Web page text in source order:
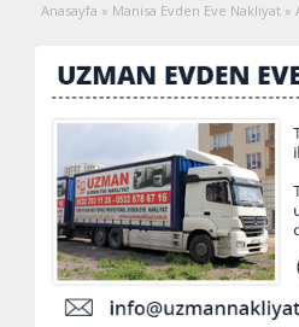
Anasayfa » Manisa Evden Eve Nakliyat »